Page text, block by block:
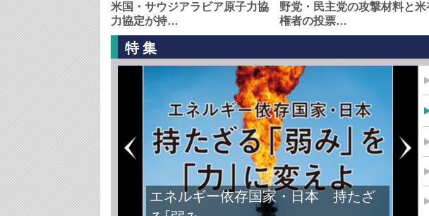
米国・サウジアラビア原子力協
力協定が持…
野党・民主党の攻撃材料と米
権者の投票…
特集
FIFAワールドカップ2026